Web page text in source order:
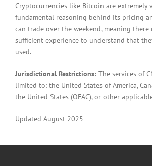
Cryptocurrencies like Bitcoin are
fundamental reasoning behind its pricing
can trade over the weekend, meaning
sufficient experience to understand that
used.
Jurisdictional Restrictions: The services of
limited to: the United States of America,
the United States (OFAC), or other
Updated August 2025